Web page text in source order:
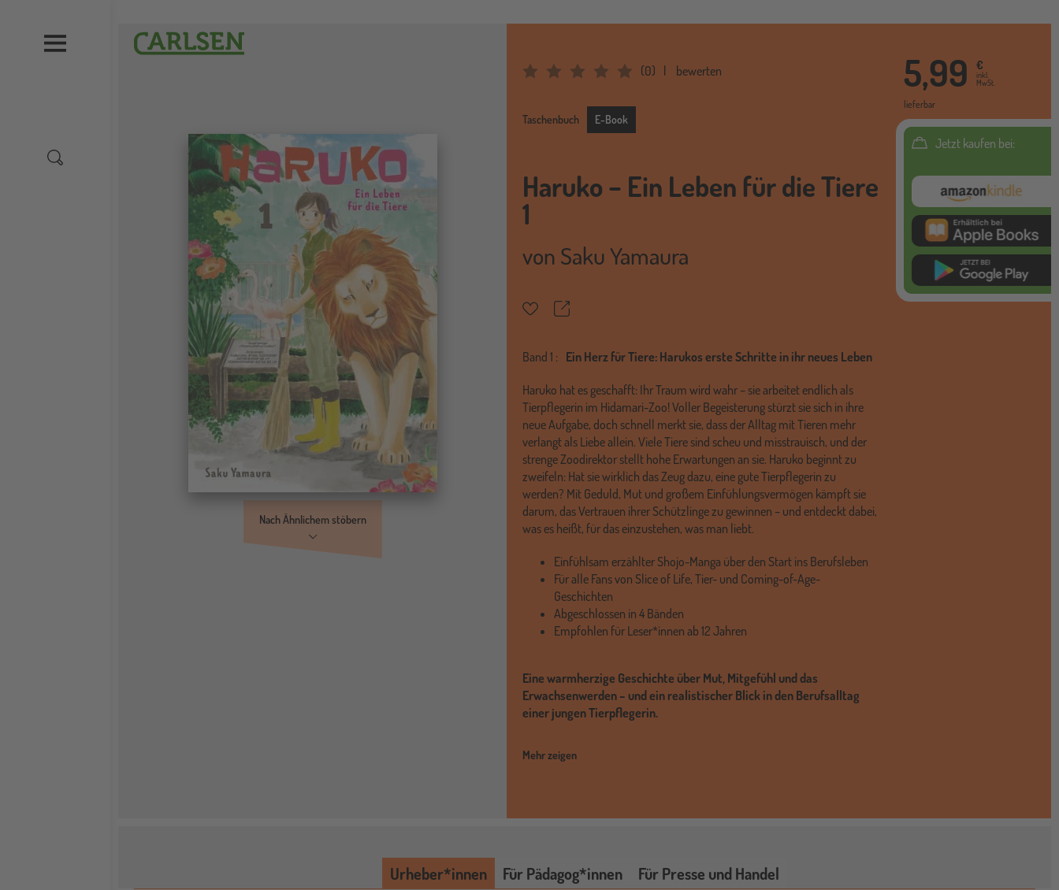
Carlsen
Nach Ähnlichem stöbern
Average Rating: 0 (0) bewerten
Taschenbuch
E-Book
Haruko − Ein Leben für die Tiere
1
von Saku Yamaura
MerkzettelTeilen
Band 1 : Ein Herz für Tiere: Harukos erste Schritte in ihr neues Leben
Haruko hat es geschafft: Ihr Traum wird wahr – sie arbeitet endlich als
Tierpflegerin im Hidamari-Zoo! Voller Begeisterung stürzt sie sich in ihre
neue Aufgabe, doch schnell merkt sie, dass der Alltag mit Tieren mehr
verlangt als Liebe allein. Viele Tiere sind scheu und misstrauisch, und der
strenge Zoodirektor stellt hohe Erwartungen an sie. Haruko beginnt zu
zweifeln: Hat sie wirklich das Zeug dazu, eine gute Tierpflegerin zu
werden? Mit Geduld, Mut und großem Einfühlungsvermögen kämpft sie
darum, das Vertrauen ihrer Schützlinge zu gewinnen – und entdeckt dabei,
was es heißt, für das einzustehen, was man liebt.
Einfühlsam erzählter Shojo-Manga über den Start ins Berufsleben
Für alle Fans von Slice of Life, Tier- und Coming-of-Age-
Geschichten
Abgeschlossen in 4 Bänden
Empfohlen für Leser*innen ab 12 Jahren
Eine warmherzige Geschichte über Mut, Mitgefühl und das
Erwachsenwerden – und ein realistischer Blick in den Berufsalltag
einer jungen Tierpflegerin.
Mehr zeigen
5,99 €
inkl.
MwSt.
lieferbar
Jetzt kaufen bei:
Amazon
itunes ebook
google
Urheber*innen Für Pädagog*innen Für Presse und Handel